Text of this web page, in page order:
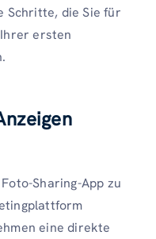
Schritte, die Sie für
ersten
Sharing-App zu
eine direkte